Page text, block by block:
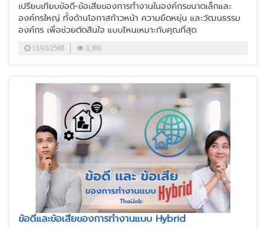
เปรียบเทียบข้อดี-ข้อเสียของการทำงานในองค์กรขนาดเล็กและ
องค์กรใหญ่ ทั้งด้านโอกาสก้าวหน้า ความยืดหยุ่น และวัฒนธรรม
องค์กร เพื่อช่วยตัดสินใจ แบบไหนเหมาะกับคุณที่สุด
11/03/2568 3,306
ข้อดีและข้อเสียของการทำงานแบบ Hybrid